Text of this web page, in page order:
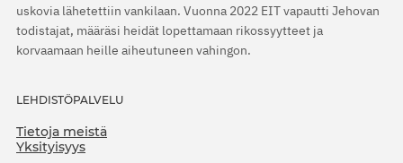
uskovia lähetettiin vankilaan. Vuonna 2022 EIT vapautti Jehovan
todistajat, määräsi heidät lopettamaan rikossyytteet ja
korvaamaan heille aiheutuneen vahingon.
LEHDISTÖPALVELU
Tietoja meistä
Yksityisyys